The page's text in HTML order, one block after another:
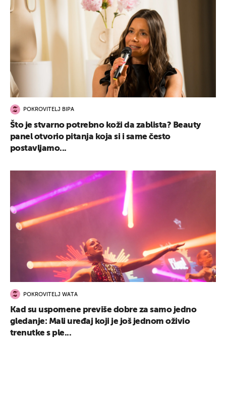
POKROVITELJ BIPA
Što je stvarno potrebno koži da zablista? Beauty
panel otvorio pitanja koja si i same često
postavljamo...
POKROVITELJ WATA
Kad su uspomene previše dobre za samo jedno
gledanje: Mali uređaj koji je još jednom oživio
trenutke s ple...